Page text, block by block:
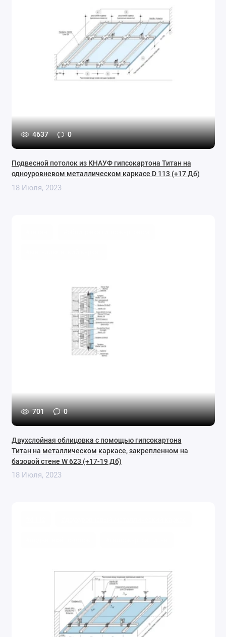
4637 0
Подвесной потолок из КНАУФ гипсокартона Титан на
одноуровневом металлическом каркасе D 113 (+17 Дб)
18 Июля, 2023
701 0
Двухслойная облицовка с помощью гипсокартона
Титан на металлическом каркасе, закрепленном на
базовой стене W 623 (+17-19 Дб)
18 Июля, 2023